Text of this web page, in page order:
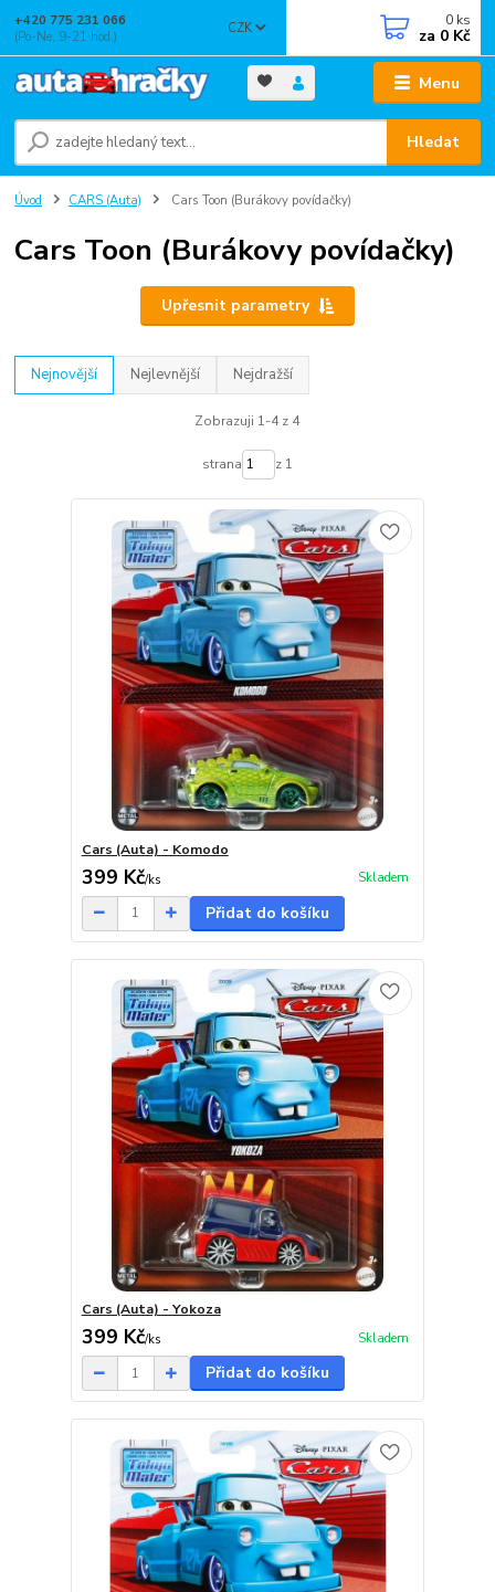
Menu
CZK
Hledat
+420 775 231 066
(Po-Ne, 9-21 hod.)
0 ks
za 0 Kč
Úvod CARS (Auta) Cars Toon (Burákovy povídačky)
Cars Toon (Burákovy povídačky)
Upřesnit parametry
Nejnovější Nejlevnější Nejdražší
Zobrazuji 1-4 z 4
strana z 1
Cars (Auta) - Komodo
399 Kč/ks Skladem
Přidat do košíku
Cars (Auta) - Yokoza
399 Kč/ks Skladem
Přidat do košíku